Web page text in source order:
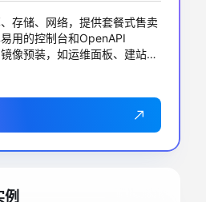
存储、网络，提供套餐式售卖
用的控制台和OpenAPI
提供热门镜像预装，如运维面板、建站、AI应用等